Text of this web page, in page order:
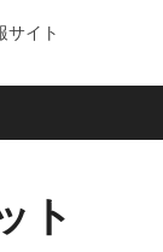
サイト
ト